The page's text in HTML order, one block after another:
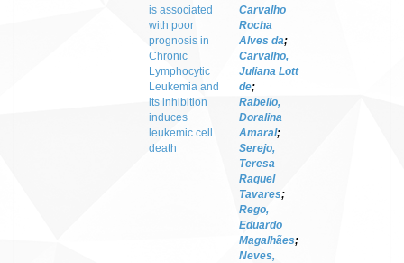
is associated
with poor
prognosis in
Chronic
Lymphocytic
Leukemia and
its inhibition
induces
leukemic cell
death
Carvalho
Rocha
Alves da;
Carvalho,
Juliana Lott
de;
Rabello,
Doralina
Amaral;
Serejo,
Teresa
Raquel
Tavares;
Rego,
Eduardo
Magalhães;
Neves,